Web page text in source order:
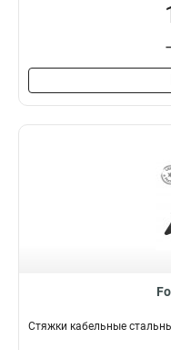
Стяжки кабельные